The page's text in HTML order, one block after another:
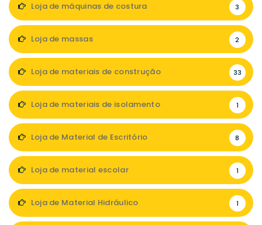
Loja de máquinas de costura 3
Loja de massas 2
Loja de materiais de construção 33
Loja de materiais de isolamento 1
Loja de Material de Escritório 8
Loja de material escolar 1
Loja de Material Hidráulico 1